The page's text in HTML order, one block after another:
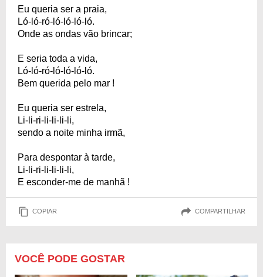
Eu queria ser a praia,
Ló-ló-ró-ló-ló-ló-ló.
Onde as ondas vão brincar;
E seria toda a vida,
Ló-ló-ró-ló-ló-ló-ló.
Bem querida pelo mar !
Eu queria ser estrela,
Li-li-ri-li-li-li-li,
sendo a noite minha irmã,
Para despontar à tarde,
Li-li-ri-li-li-li-li,
E esconder-me de manhã !
COPIAR COMPARTILHAR
VOCÊ PODE GOSTAR